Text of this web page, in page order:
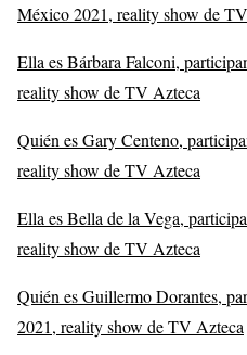
México 2021, reality show de
Ella es Bárbara Falconi,
reality show de TV Azteca
Quién es Gary Centeno,
reality show de TV Azteca
Ella es Bella de la Vega,
reality show de TV Azteca
Quién es Guillermo Dorantes,
2021, reality show de TV Azteca